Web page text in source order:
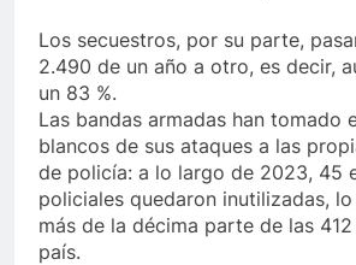
Los secuestros, por su parte,
2.490 de un año a otro, es decir,
un 83 %.
Las bandas armadas han tomado
blancos de sus ataques a las
de policía: a lo largo de 2023, 45
policiales quedaron inutilizadas,
más de la décima parte de las
país.